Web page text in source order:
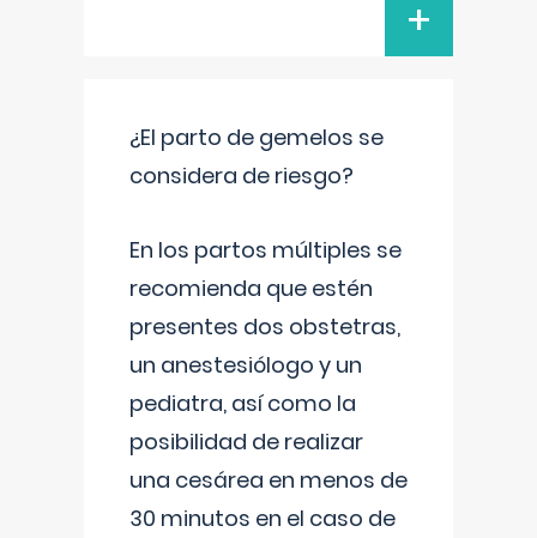
+
¿El parto de gemelos se
considera de riesgo?
En los partos múltiples se
recomienda que estén
presentes dos obstetras,
un anestesiólogo y un
pediatra, así como la
posibilidad de realizar
una cesárea en menos de
30 minutos en el caso de